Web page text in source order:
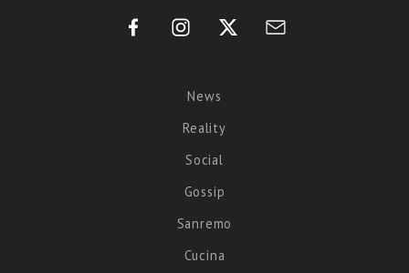
News
Reality
Social
Gossip
Sanremo
Cucina